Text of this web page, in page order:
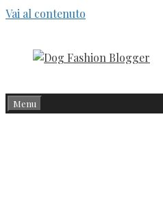
Vai al contenuto
Menu